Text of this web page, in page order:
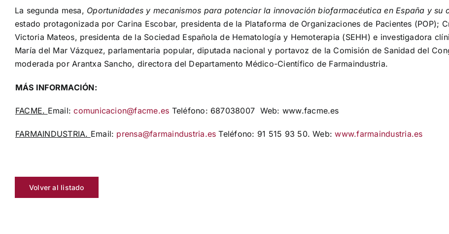
La segunda mesa, Oportunidades y mecanismos para potenciar la innovación biofarmacéutica en España y
estado protagonizada por Carina Escobar, presidenta de la Plataforma de Organizaciones de Pacientes (POP);
Victoria Mateos, presidenta de la Sociedad Española de Hematología y Hemoterapia (SEHH) e investigadora
María del Mar Vázquez, parlamentaria popular, diputada nacional y portavoz de la Comisión de Sanidad del
moderada por Arantxa Sancho, directora del Departamento Médico-Científico de Farmaindustria.
MÁS INFORMACIÓN:
FACME. Email:comunicacion@facme.es Teléfono: 687038007 Web: www.facme.es
FARMAINDUSTRIA. Email: prensa@farmaindustria.es Teléfono: 91 515 93 50. Web:www.farmaindustria.es
Volver al listado